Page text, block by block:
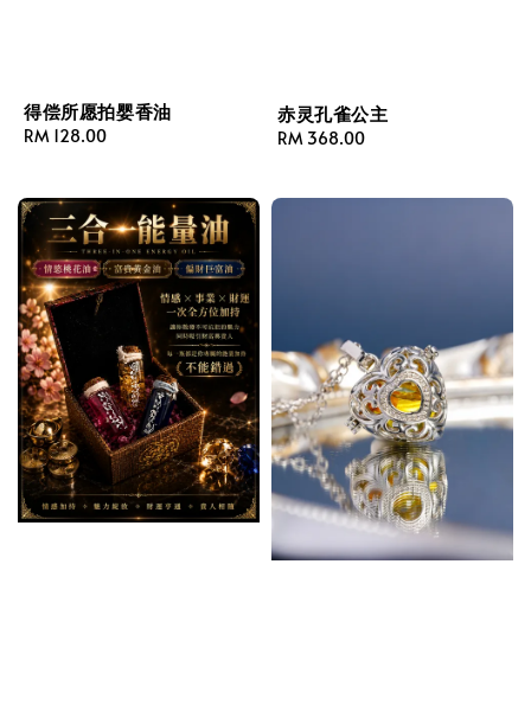
得偿所愿拍婴香油
Regular
RM 128.00
赤灵孔雀公主
Regular
RM 368.00